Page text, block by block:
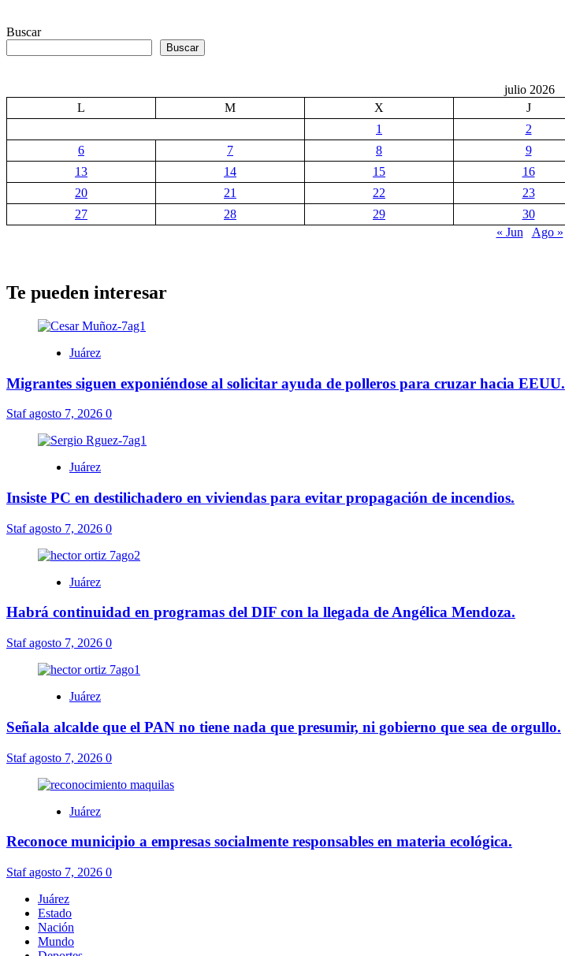
Buscar
Buscar
julio 2026
L
M X J
1
2
6
7 8 9
13
14 15 16
20
21 22 23
27
28 29 30
« Jun
Ago »
Te pueden interesar
Juárez
Migrantes siguen exponiéndose al solicitar ayuda de polleros para cruzar hacia EEUU.
Stafagosto 7, 2026 0
Juárez
Insiste PC en destilichadero en viviendas para evitar propagación de incendios.
Stafagosto 7, 2026 0
Juárez
Habrá continuidad en programas del DIF con la llegada de Angélica Mendoza.
Stafagosto 7, 2026 0
Juárez
Señala alcalde que el PAN no tiene nada que presumir, ni gobierno que sea de orgullo.
Stafagosto 7, 2026 0
Juárez
Reconoce municipio a empresas socialmente responsables en materia ecológica.
Stafagosto 7, 2026 0
Juárez
Estado
Nación
Mundo